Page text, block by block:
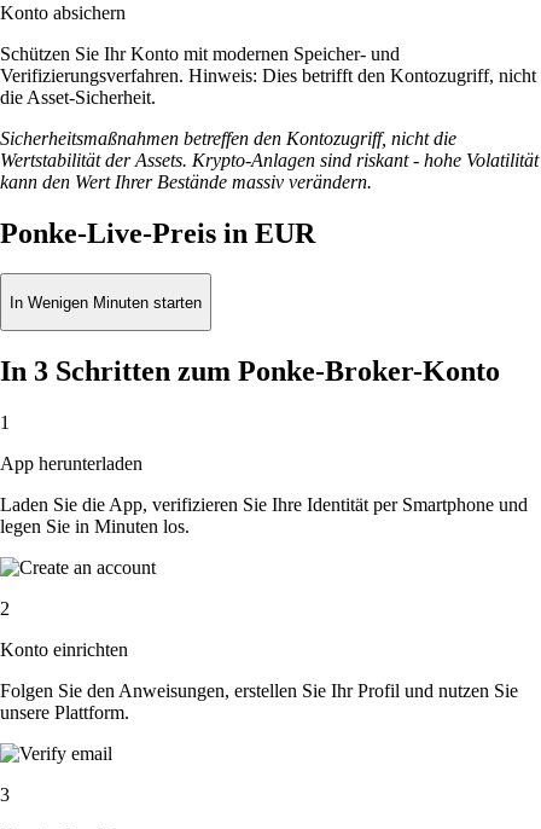
Konto absichern
Schützen Sie Ihr Konto mit modernen Speicher- und
Verifizierungsverfahren. Hinweis: Dies betrifft den Kontozugriff, nicht
die Asset-Sicherheit.
Sicherheitsmaßnahmen betreffen den Kontozugriff, nicht die
Wertstabilität der Assets. Krypto-Anlagen sind riskant - hohe Volatilität
kann den Wert Ihrer Bestände massiv verändern.
Ponke-Live-Preis in EUR
In Wenigen Minuten starten
In 3 Schritten zum Ponke-Broker-Konto
1
App herunterladen
Laden Sie die App, verifizieren Sie Ihre Identität per Smartphone und
legen Sie in Minuten los.
2
Konto einrichten
Folgen Sie den Anweisungen, erstellen Sie Ihr Profil und nutzen Sie
unsere Plattform.
3